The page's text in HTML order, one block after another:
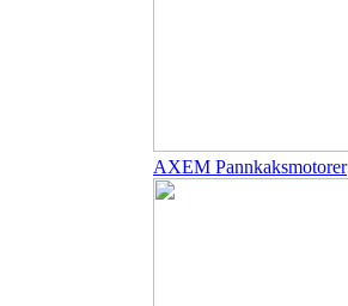
AXEM Pannkaksmotorer